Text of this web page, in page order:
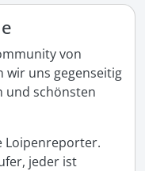
von
wir uns gegenseitig
und schönsten
Loipenreporter.
jeder ist